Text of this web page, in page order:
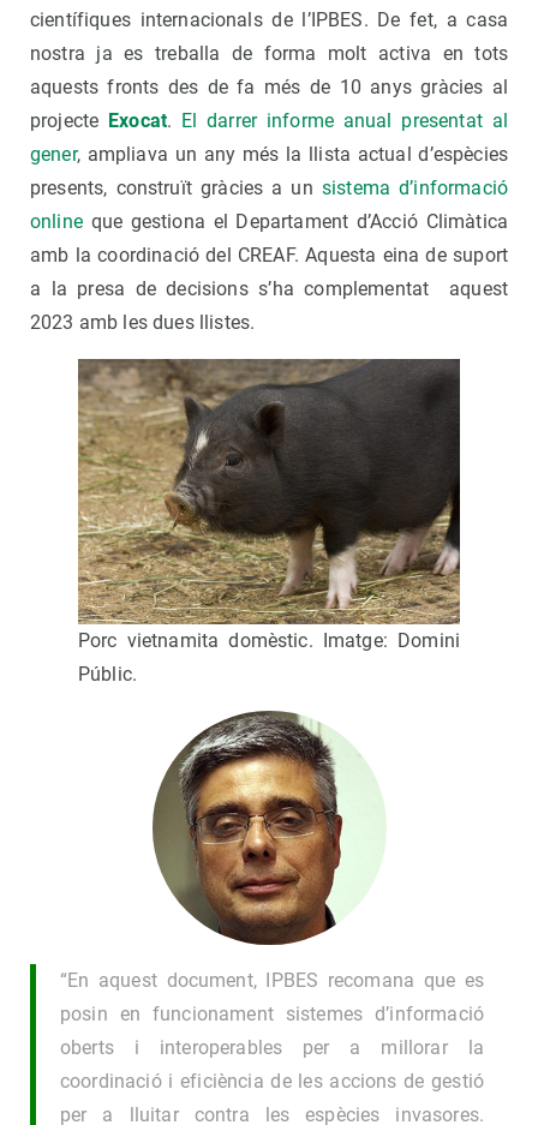
científiques internacionals de l’IPBES. De fet, a casa
nostra ja es treballa de forma molt activa en tots
aquests fronts des de fa més de 10 anys gràcies al
projecte Exocat. El darrer informe anual presentat al
gener, ampliava un any més la llista actual d’espècies
presents, construït gràcies a un sistema d’informació
onlineque gestiona el Departament d’Acció Climàtica
amb la coordinació del CREAF. Aquesta eina de suport
a la presa de decisions s’ha complementat aquest
2023 amb les dues llistes.
Porc vietnamita domèstic. Imatge: Domini
Públic.
“En aquest document, IPBES recomana que es
posin en funcionament sistemes d’informació
oberts i interoperables per a millorar la
coordinació i eficiència de les accions de gestió
per a lluitar contra les espècies invasores.